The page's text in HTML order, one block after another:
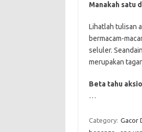
Manakah satu
Lihatlah tulisan
bermacam-
seluler.
merupakan
Beta tahu
…
Category: Gacor